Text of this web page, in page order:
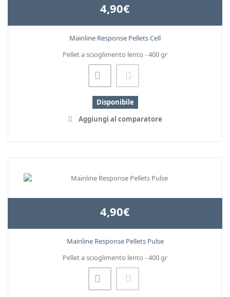
4,90€
Mainline Response Pellets Cell
Pellet a scioglimento lento - 400 gr
Disponibile
Aggiungi al comparatore
4,90€
Mainline Response Pellets Pulse
Pellet a scioglimento lento - 400 gr